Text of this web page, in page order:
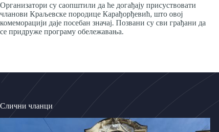
Организатори су саопштили да ће догађају присуствовати
чланови Краљевске породице Карађорђевић, што овој
комеморацији даје посебан значај. Позвани су сви грађани да
се придруже програму обележавања.
Слични чланци